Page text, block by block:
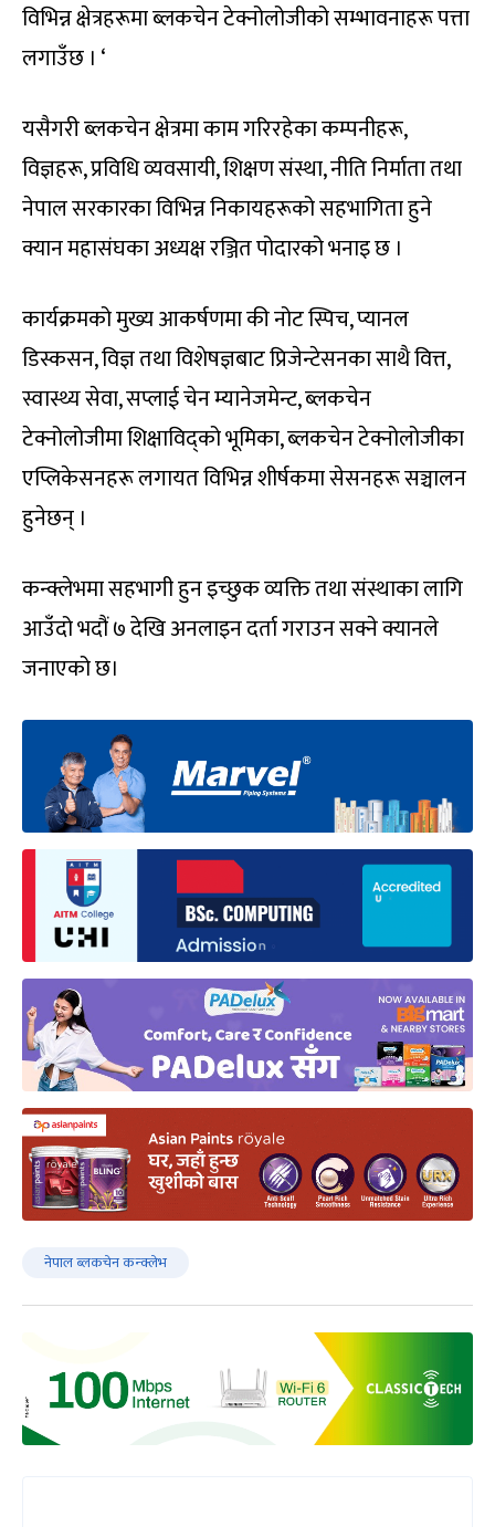
विभिन्न क्षेत्रहरूमा ब्लकचेन टेक्नोलोजीको सम्भावनाहरू पत्ता
लगाउँछ । ‘
यसैगरी ब्लकचेन क्षेत्रमा काम गरिरहेका कम्पनीहरू,
विज्ञहरू, प्रविधि व्यवसायी, शिक्षण संस्था, नीति निर्माता तथा
नेपाल सरकारका विभिन्न निकायहरूको सहभागिता हुने
क्यान महासंघका अध्यक्ष रञ्जित पोदारको भनाइ छ ।
कार्यक्रमको मुख्य आकर्षणमा की नोट स्पिच, प्यानल
डिस्कसन, विज्ञ तथा विशेषज्ञबाट प्रिजेन्टेसनका साथै वित्त,
स्वास्थ्य सेवा, सप्लाई चेन म्यानेजमेन्ट, ब्लकचेन
टेक्नोलोजीमा शिक्षाविद्को भूमिका, ब्लकचेन टेक्नोलोजीका
एप्लिकेसनहरू लगायत विभिन्न शीर्षकमा सेसनहरू सञ्चालन
हुनेछन् ।
कन्क्लेभमा सहभागी हुन इच्छुक व्यक्ति तथा संस्थाका लागि
आउँदो भदौं ७ देखि अनलाइन दर्ता गराउन सक्ने क्यानले
जनाएको छ।
नेपाल ब्लकचेन कन्क्लेभ